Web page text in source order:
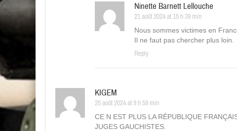
Ninette Barnett Lellouche
21 août 2024 at 15 h 39 min
Nous sommes victimes en
Il ne faut pas chercher plus loin.
Reply
KIGEM
25 août 2024 at 9 h 59 min
CE N EST PLUS LA RÉPUBLIQUE
JUGES GAUCHISTES.